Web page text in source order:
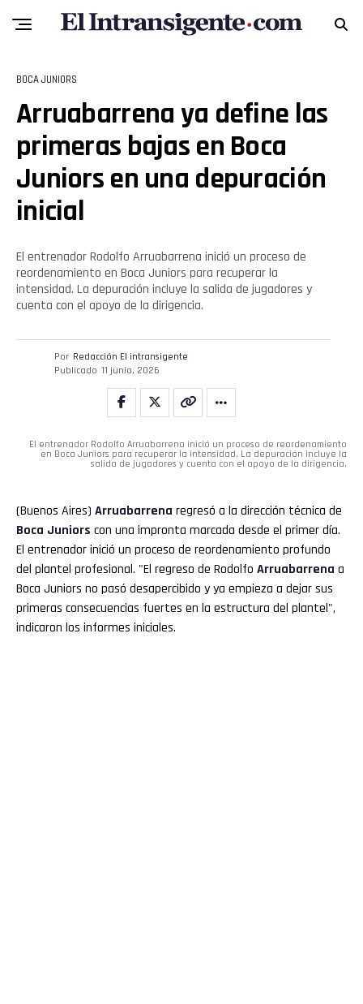
BOCA JUNIORS
Arruabarrena ya define las
primeras bajas en Boca
Juniors en una depuración
inicial
El entrenador Rodolfo Arruabarrena inició un proceso de
reordenamiento en Boca Juniors para recuperar la
intensidad. La depuración incluye la salida de jugadores y
cuenta con el apoyo de la dirigencia.
Por Redacción El intransigente
Publicado 11 junio, 2026
El entrenador Rodolfo Arruabarrena inició un proceso de reordenamiento
en Boca Juniors para recuperar la intensidad. La depuración incluye la
salida de jugadores y cuenta con el apoyo de la dirigencia.
(Buenos Aires) Arruabarrena regresó a la dirección técnica de
Boca Juniors con una impronta marcada desde el primer día.
El entrenador inició un proceso de reordenamiento profundo
del plantel profesional. "El regreso de Rodolfo Arruabarrena a
Boca Juniors no pasó desapercibido y ya empieza a dejar sus
primeras consecuencias fuertes en la estructura del plantel",
indicaron los informes iniciales.
Whatsapp